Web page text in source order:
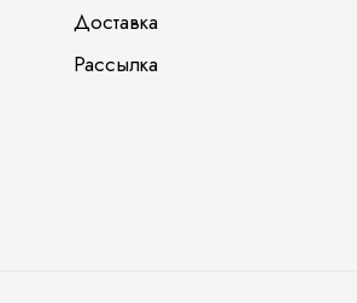
Доставка
Рассылка